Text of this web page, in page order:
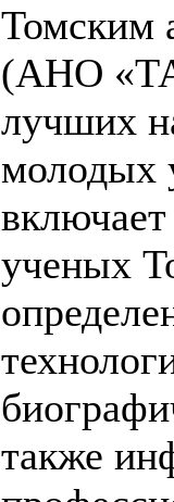
Томским
(АНО
лучших
молодых
ученых
также